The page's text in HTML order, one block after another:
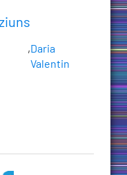
,Daria
Valentin